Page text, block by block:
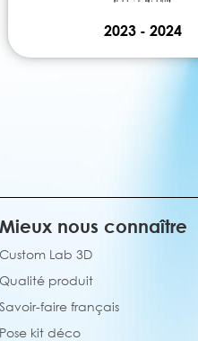
2023 - 2024
Mieux nous connaître
Custom Lab 3D
Qualité produit
Savoir-faire français
Pose kit déco